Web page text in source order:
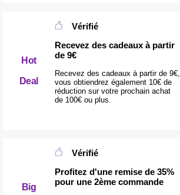
Hot
Deal
Vérifié
Recevez des cadeaux à partir
de 9€
Recevez des cadeaux à partir de 9€,
vous obtiendrez également 10€ de
réduction sur votre prochain achat
de 100€ ou plus.
Big
Vérifié
Profitez d'une remise de 35%
pour une 2ème commande